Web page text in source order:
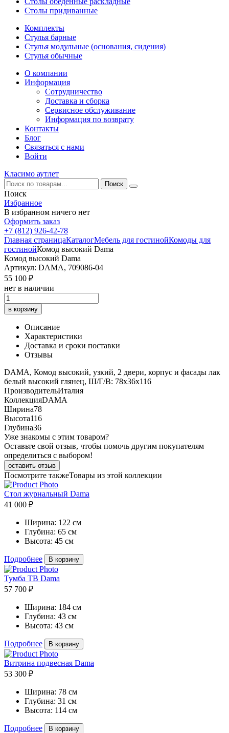
Столы придиванные
Комплекты
Стулья барные
Стулья модульные (основания, сидения)
Стулья обычные
О компании
Информация
Сотрудничество
Доставка и сборка
Сервисное обслуживание
Информация по возврату
Контакты
Блог
Связаться с нами
Войти
Класимо аутлет
Поиск
Избранное
В избранном ничего нет
Оформить заказ
+7 (812) 926-42-78
Главная страницаКаталогМебель для гостинойКомоды для
гостинойКомод высокий Dama
Комод высокий Dama
Артикул: DAMA, 709086-04
55 100 ₽
нет в наличии
в корзину
Описание
Характеристики
Доставка и сроки поставки
Отзывы
DAMA, Комод высокий, узкий, 2 двери, корпус и фасады лак
белый высокий глянец, Ш/Г/В: 78х36х116
ПроизводительИталия
КоллекцияDAMA
Ширина78
Высота116
Глубина36
Уже знакомы с этим товаром?
Оставьте свой отзыв, чтобы помочь другим покупателям
определиться с выбором!
оставить отзыв
Посмотрите такжеТовары из этой коллекции
Стол журнальный Dama
41 000 ₽
Ширина: 122 см
Глубина: 65 см
Высота: 45 см
Подробнее В корзину
Тумба ТВ Dama
57 700 ₽
Ширина: 184 см
Глубина: 43 см
Высота: 43 см
Подробнее В корзину
Витрина подвесная Dama
53 300 ₽
Ширина: 78 см
Глубина: 31 см
Высота: 114 см
Подробнее В корзину